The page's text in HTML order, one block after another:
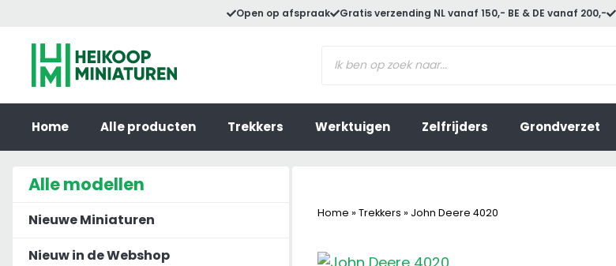
inhoud
Open op afspraak Gratis verzending NL vanaf 150,- BE & DE vanaf 200,-
zoeken
Home Alle producten Trekkers Werktuigen Zelfrijders Grondverzet
Home » Trekkers » John Deere 4020
Alle modellen
Nieuwe Miniaturen
Nieuw in de Webshop